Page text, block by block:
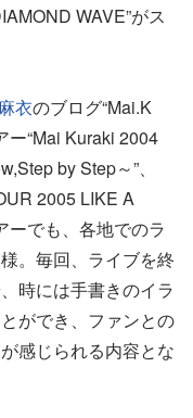
WAVE”がス
衣のブログ“Mai.K
ー“Mai Kuraki 2004
by Step～”、
2005 LIKE A
ーでも、各地でのラ
。毎回、ライブを終
時には手書きのイラ
ができ、ファンとの
感じられる内容とな